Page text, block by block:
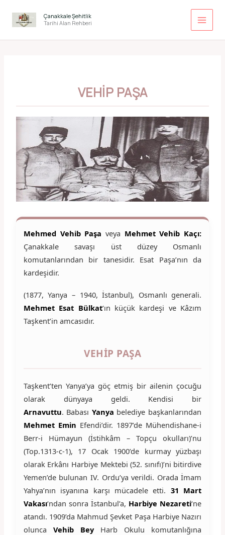
atla
Çanakkale Şehitlik
Tarihi Alan Rehberi
VEHIP PAŞA
Mehmed Vehib Paşa veya Mehmet Vehib Kaçı:
Çanakkale savaşı üst düzey Osmanlı
komutanlarından bir tanesidir. Esat Paşa’nın da
kardeşidir.
(1877, Yanya – 1940, İstanbul), Osmanlı generali.
Mehmet Esat Bülkat‘ın küçük kardeşi ve Kâzım
Taşkent’in amcasıdır.
VEHIP PAŞA
Taşkent’ten Yanya’ya göç etmiş bir ailenin çocuğu
olarak dünyaya geldi. Kendisi bir
Arnavuttu. Babası Yanya belediye başkanlarından
Mehmet Emin Efendi’dir. 1897’de Mühendishane-i
Berr-i Hümayun (İstihkâm – Topçu okulları)’nu
(Top.1313-c-1), 17 Ocak 1900’de kurmay yüzbaşı
olarak Erkânı Harbiye Mektebi (52. sınıfı)’ni bitirdive
Yemen’de bulunan IV. Ordu’ya verildi. Orada İmam
Yahya’nın isyanına karşı mücadele etti. 31 Mart
Vakası‘ndan sonra İstanbul’a, Harbiye Nezareti‘ne
atandı. 1909’da Mahmud Şevket Paşa Harbiye Nazırı
olunca Vehib BeyHarb Okulu komutanlığına